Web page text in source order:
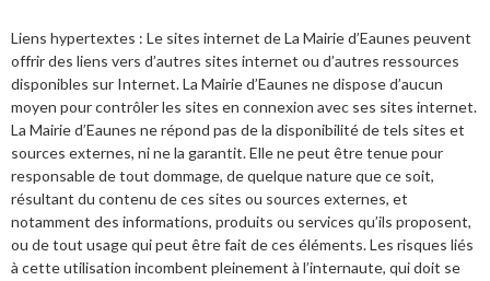
Liens hypertextes : Le sites internet de La Mairie d’Eaunes peuvent
offrir des liens vers d’autres sites internet ou d’autres ressources
disponibles sur Internet. La Mairie d’Eaunes ne dispose d’aucun
moyen pour contrôler les sites en connexion avec ses sites internet.
La Mairie d’Eaunes ne répond pas de la disponibilité de tels sites et
sources externes, ni ne la garantit. Elle ne peut être tenue pour
responsable de tout dommage, de quelque nature que ce soit,
résultant du contenu de ces sites ou sources externes, et
notamment des informations, produits ou services qu’ils proposent,
ou de tout usage qui peut être fait de ces éléments. Les risques liés
à cette utilisation incombent pleinement à l’internaute, qui doit se